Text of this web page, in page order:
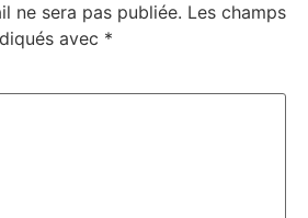
ne sera pas publiée. Les champs
avec *